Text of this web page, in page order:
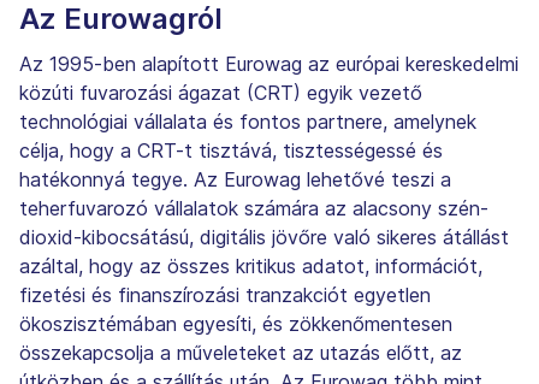
Az Eurowagról
Az 1995-ben alapított Eurowag az európai kereskedelmi
közúti fuvarozási ágazat (CRT) egyik vezető
technológiai vállalata és fontos partnere, amelynek
célja, hogy a CRT-t tisztává, tisztességessé és
hatékonnyá tegye. Az Eurowag lehetővé teszi a
teherfuvarozó vállalatok számára az alacsony szén-
dioxid-kibocsátású, digitális jövőre való sikeres átállást
azáltal, hogy az összes kritikus adatot, információt,
fizetési és finanszírozási tranzakciót egyetlen
ökoszisztémában egyesíti, és zökkenőmentesen
összekapcsolja a műveleteket az utazás előtt, az